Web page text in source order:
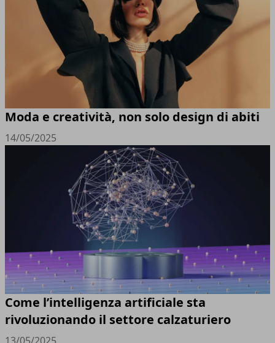
Moda e creatività, non solo design di abiti
14/05/2025
Come l’intelligenza artificiale sta
rivoluzionando il settore calzaturiero